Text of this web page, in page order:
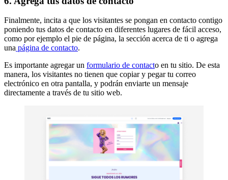
Finalmente, incita a que los visitantes se pongan en contacto contigo
poniendo tus datos de contacto en diferentes lugares de fácil acceso,
como por ejemplo el pie de página, la sección acerca de ti o agrega
una página de contacto.
Es importante agregar un formulario de contacto en tu sitio. De esta
manera, los visitantes no tienen que copiar y pegar tu correo
electrónico en otra pantalla, y podrán enviarte un mensaje
directamente a través de tu sitio web.